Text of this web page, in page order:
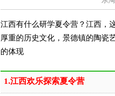
江西有什么研学夏令营？江西，
厚重的历史文化，景德镇的陶瓷
的体现
1.江西欢乐探索夏令营